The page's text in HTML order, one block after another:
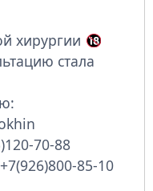
хирургии
стала
70-88
85-10